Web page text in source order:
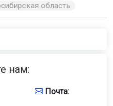
область
нам:
Почта: